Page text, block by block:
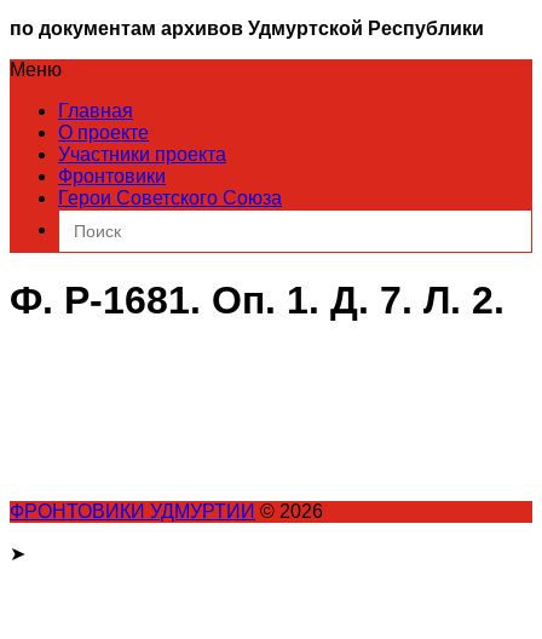
по документам архивов Удмуртской Республики
Меню
Главная
О проекте
Участники проекта
Фронтовики
Герои Советского Союза
Search
for:
Ф. Р-1681. Оп. 1. Д. 7. Л. 2.
ФРОНТОВИКИ УДМУРТИИ © 2026
➤